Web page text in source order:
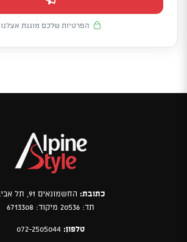
הפרטיות שלכם מוגנת אצלנו
כתובת: החשמונאים 91, תל אביב
תד: 20536 מיקוד: 6713308
טלפון: 072-2505044